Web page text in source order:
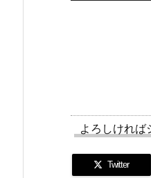
よろしければ
Twitter